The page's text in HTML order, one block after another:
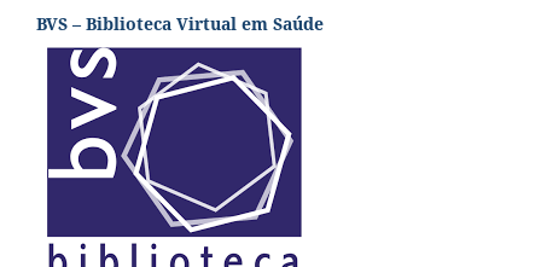
BVS – Biblioteca Virtual em Saúde